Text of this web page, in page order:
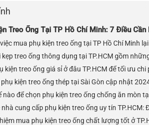
Treo Ống Tại TP Hồ Chí Minh: 7 Điều Cần
mua phụ kiện treo ống tại TP Hồ Chí Minh
kẹp treo ống thông dụng tại TP.HCM gồm
kiện treo ống giá sỉ ở đâu TP.HCM để tối ưu
kiện treo ống thép tại Sài Gòn cập nhật
nào để chọn phụ kiện treo ống chống ăn mòn
nhà cung cấp phụ kiện treo ống uy tín
mua phụ kiện treo ống chất lượng tốt ở